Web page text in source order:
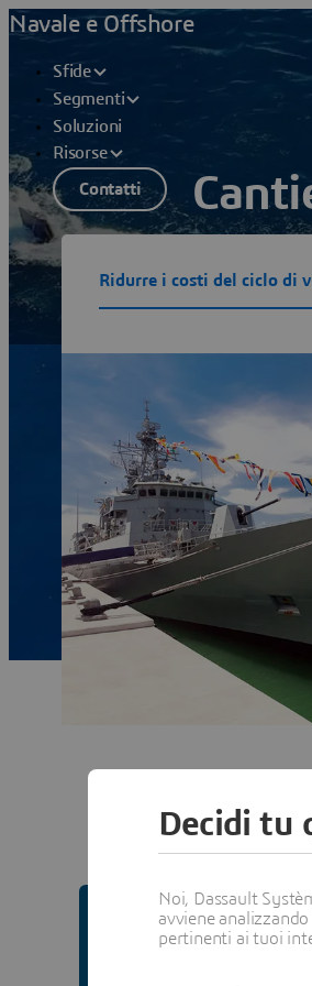
Navale e Offshore
Sfide
Segmenti
Soluzioni
Risorse
Contatti
missioni
Ridurre i costi del ciclo di
Decidi tu
Noi, Dassault
avviene
pertinenti ai tuoi